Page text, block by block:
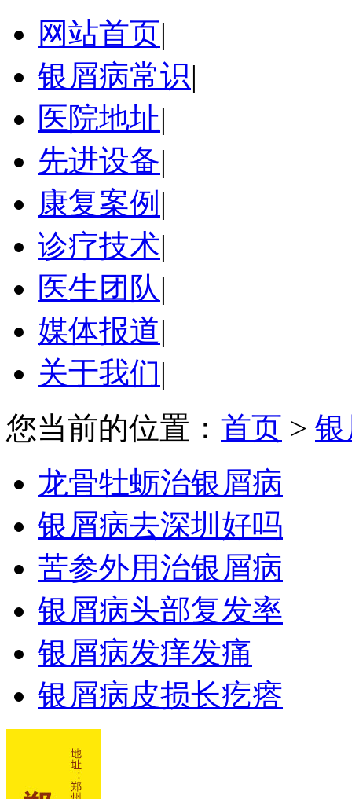
网站首页|
银屑病常识|
医院地址|
先进设备|
康复案例 |
诊疗技术|
医生团队|
媒体报道|
关于我们|
您当前的位置： 首页 >
龙骨牡蛎治银屑病
银屑病去深圳好吗
苦参外用治银屑病
银屑病头部复发率
银屑病发痒发痛
银屑病皮损长疙瘩